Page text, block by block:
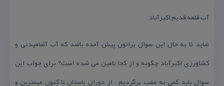
آب قلعه قدیم اكبرآباد
شاید تا به حال این سوال براتون پیش آمده باشد كه آب آشامیدنی و
كشاورزی اكبرآباد چگونه و از كجا تامین می شده است؟ برای جواب این
سوال باید كمی به عقب برگردیم . از دوران باستان تا كنون مهمترین و